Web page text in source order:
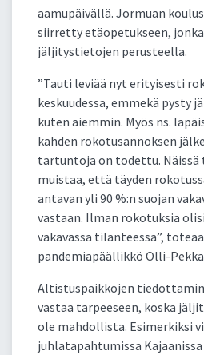
aamupäivällä. Jormuan
siirretty etäopetukseen,
jäljitystietojen perusteella.
”Tauti leviää nyt erityisesti
keskuudessa, emmekä pysty
kuten aiemmin. Myös ns.
kahden rokotusannoksen
tartuntoja on todettu. Näissä
muistaa, että täyden
antavan yli 90 %:n suojan
vastaan. Ilman rokotuksia
vakavassa tilanteessa”,
pandemiapäällikkö Olli-
Altistuspaikkojen
vastaa tarpeeseen, koska
ole mahdollista. Esimerkiksi
juhlatapahtumissa